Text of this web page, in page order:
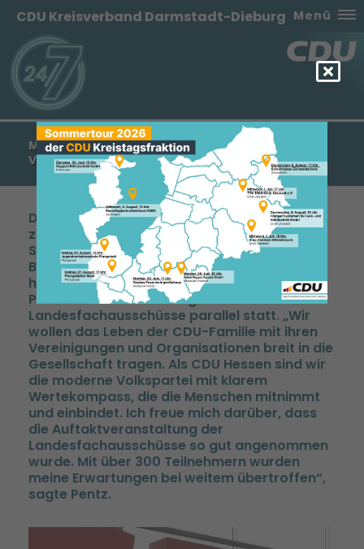
CDU Kreisverband Darmstadt-Dieburg Menü
MANFRED PENTZ: „CDU HESSEN IST DIE MODERNE
VOLKSPARTEI MIT KLAREM WERTEKOMPASS“
Die CDU-Landesfachausschüsse haben sich
zu ihrer konstituierenden Sitzung in der
Stadthalle in Friedberg getroffen. Nach der
Begrüßung und Einführung durch den
hessischen CDU-Generalsekretär Manfred
Pentz fanden alle Sitzungen der 13
Landesfachausschüsse parallel statt. „Wir
wollen das Leben der CDU-Familie mit ihren
Vereinigungen und Organisationen breit in die
Gesellschaft tragen. Als CDU Hessen sind wir
die moderne Volkspartei mit klarem
Wertekompass, die die Menschen mitnimmt
und einbindet. Ich freue mich darüber, dass
die Auftaktveranstaltung der
Landesfachausschüsse so gut angenommen
wurde. Mit über 300 Teilnehmern wurden
meine Erwartungen bei weitem übertroffen“,
sagte Pentz.